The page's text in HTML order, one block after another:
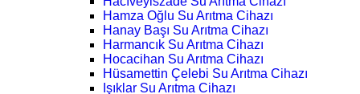
Hamza Oğlu Su Arıtma Cihazı
Hanay Başı Su Arıtma Cihazı
Harmancık Su Arıtma Cihazı
Hocacihan Su Arıtma Cihazı
Hüsamettin Çelebi Su Arıtma Cihazı
Işıklar Su Arıtma Cihazı